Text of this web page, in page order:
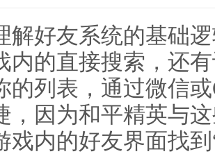
解好友系统的基础
内的直接搜索，还
的列表，通过微信
，因为和平精英与
戏内的好友界面找